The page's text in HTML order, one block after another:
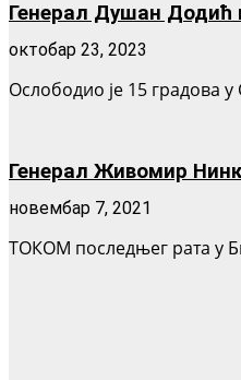
Генерал Душан Додић
октобар 23, 2023
Ослободио је 15 градова
Генерал Живомир
новембар 7, 2021
ТОКОМ последњег рата у